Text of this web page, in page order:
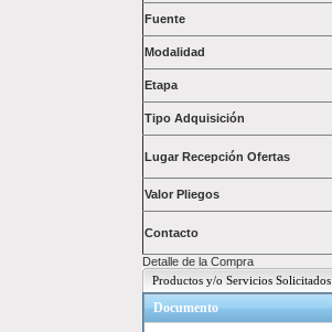
Fuente
Modalidad
Etapa
Tipo Adquisición
Lugar Recepción Ofertas
Valor Pliegos
Contacto
Detalle de la Compra
Productos y/o Servicios Solicitados
Documento